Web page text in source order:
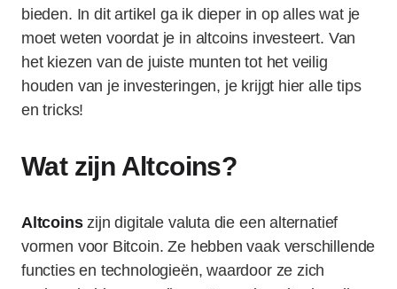
bieden. In dit artikel ga ik dieper in op alles wat je
moet weten voordat je in altcoins investeert. Van
het kiezen van de juiste munten tot het veilig
houden van je investeringen, je krijgt hier alle tips
en tricks!
Wat zijn Altcoins?
Altcoinszijn digitale valuta die een alternatief
vormen voor Bitcoin. Ze hebben vaak verschillende
functies en technologieën, waardoor ze zich